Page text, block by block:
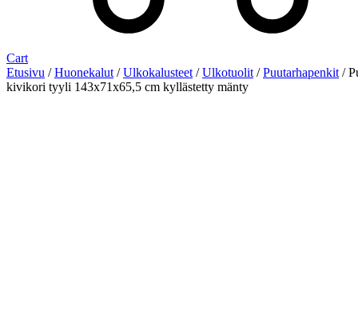
Cart
Etusivu /Huonekalut /Ulkokalusteet /Ulkotuolit /Puutarhapenkit /
kivikori tyyli 143x71x65,5 cm kyllästetty mänty